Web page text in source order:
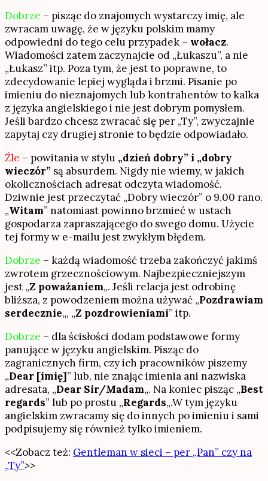
Dobrze – pisząc do znajomych wystarczy imię, ale
zwracam uwagę, że w języku polskim mamy
odpowiedni do tego celu przypadek – wołacz.
Wiadomości zatem zaczynajcie od „Łukaszu”, a nie
„Łukasz” itp. Poza tym, że jest to poprawne, to
zdecydowanie lepiej wygląda i brzmi. Pisanie po
imieniu do nieznajomych lub kontrahentów to kalka
z języka angielskiego i nie jest dobrym pomysłem.
Jeśli bardzo chcesz zwracać się per „Ty”, zwyczajnie
zapytaj czy drugiej stronie to będzie odpowiadało.
Źle – powitania w stylu „dzień dobry” i „dobry
wieczór” są absurdem. Nigdy nie wiemy, w jakich
okolicznościach adresat odczyta wiadomość.
Dziwnie jest przeczytać „Dobry wieczór” o 9.00 rano.
„Witam” natomiast powinno brzmieć w ustach
gospodarza zapraszającego do swego domu. Użycie
tej formy w e-mailu jest zwykłym błędem.
Dobrze – każdą wiadomość trzeba zakończyć jakimś
zwrotem grzecznościowym. Najbezpieczniejszym
jest „Z poważaniem„. Jeśli relacja jest odrobinę
bliższa, z powodzeniem można używać „Pozdrawiam
serdecznie„, „Z pozdrowieniami” itp.
Dobrze – dla ścisłości dodam podstawowe formy
panujące w języku angielskim. Pisząc do
zagranicznych firm, czy ich pracowników piszemy
„Dear [imię]” lub, nie znając imienia ani nazwiska
adresata, „Dear Sir/Madam„. Na koniec pisząc „Best
regards” lub po prostu „Regards„.W tym języku
angielskim zwracamy się do innych po imieniu i sami
podpisujemy się również tylko imieniem.
<<Zobacz też: Gentleman w sieci – per „Pan” czy na
„Ty”>>